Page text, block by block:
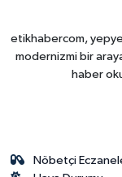
etikhabercom,
modernizmi bir
haber
Nöbetçi